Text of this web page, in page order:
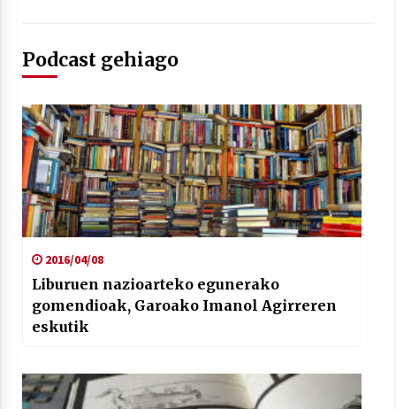
Arrosaren 20 urteez
2021/07/06
Hala Bedi irratiko Hizpidea saioan
Arrosaren 20 urteez
2021/07/03
EHZtik
2021/07/01
Podcast gehiago
2016/04/08
Liburuen nazioarteko egunerako
gomendioak, Garoako Imanol Agirreren
eskutik